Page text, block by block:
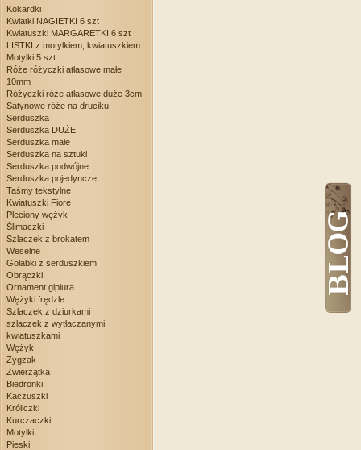
Kokardki
Kwiatki NAGIETKI 6 szt
Kwiatuszki MARGARETKI 6 szt
LISTKI z motylkiem, kwiatuszkiem
Motylki 5 szt
Róże różyczki atłasowe małe
10mm
Różyczki róże atłasowe duże 3cm
Satynowe róże na druciku
Serduszka
Serduszka DUŻE
Serduszka małe
Serduszka na sztuki
Serduszka podwójne
Serduszka pojedyncze
Taśmy tekstylne
Kwiatuszki Fiore
Pleciony wężyk
Ślimaczki
Szlaczek z brokatem
Weselne
Gołabki z serduszkiem
Obrączki
Ornament gipiura
Wężyki frędzle
Szlaczek z dziurkami
szlaczek z wytłaczanymi
kwiatuszkami
Wężyk
Zygzak
Zwierzątka
Biedronki
Kaczuszki
Króliczki
Kurczaczki
Motylki
Pieski